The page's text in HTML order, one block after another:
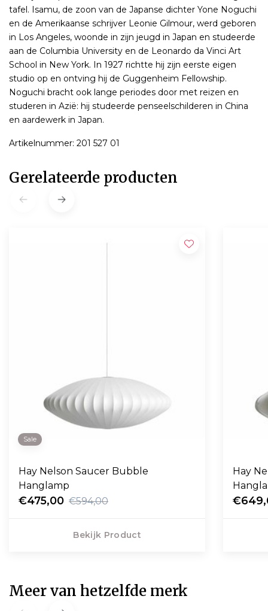
tafel. Isamu, de zoon van de Japanse dichter Yone Noguchi
en de Amerikaanse schrijver Leonie Gilmour, werd geboren
in Los Angeles, woonde in zijn jeugd in Japan en studeerde
aan de Columbia University en de Leonardo da Vinci Art
School in New York. In 1927 richtte hij zijn eerste eigen
studio op en ontving hij de Guggenheim Fellowship.
Noguchi bracht ook lange periodes door met reizen en
studeren in Azië: hij studeerde penseelschilderen in China
en aardewerk in Japan.
Artikelnummer: 201 527 01
Gerelateerde producten
Sale
Hay Nelson Saucer Bubble
Hanglamp
€475,00 €594,00
Bekijk Product
Hay
Meer van hetzelfde merk